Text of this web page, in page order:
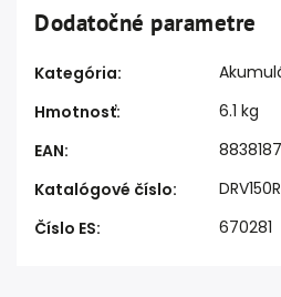
Dodatočné parametre
Kategória:
Hmotnosť:
6.1 kg
EAN:
Katalógové číslo:
Číslo ES: 670281